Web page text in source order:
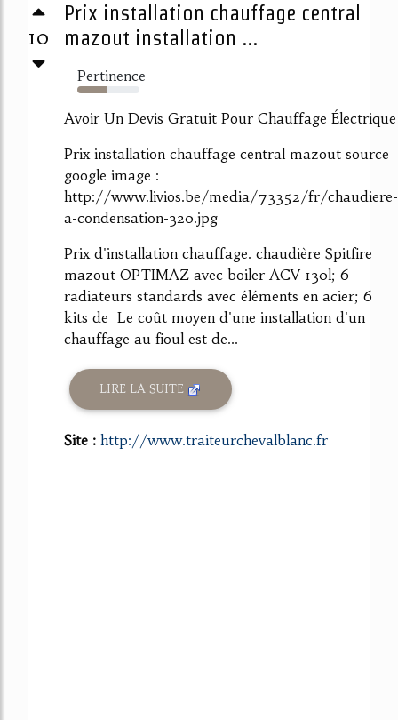
10
Prix installation chauffage central
mazout installation ...
Pertinence
48%
Avoir Un Devis Gratuit Pour Chauffage Électrique
Prix installation chauffage central mazout source
google image :
http://www.livios.be/media/73352/fr/chaudiere-
a-condensation-320.jpg
Prix d'installation chauffage. chaudière Spitfire
mazout OPTIMAZ avec boiler ACV 130l; 6
radiateurs standards avec éléments en acier; 6
kits de Le coût moyen d'une installation d'un
chauffage au fioul est de...
LIRE LA SUITE
Site : http://www.traiteurchevalblanc.fr